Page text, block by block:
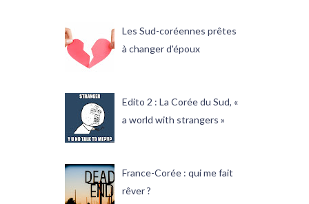
Les Sud-coréennes prêtes
à changer d'époux
Edito 2 : La Corée du Sud, «
a world with strangers »
France-Corée : qui me fait
rêver ?